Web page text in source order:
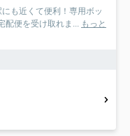
も近くて便利！専用ボッ
配便を受け取れま... もっと